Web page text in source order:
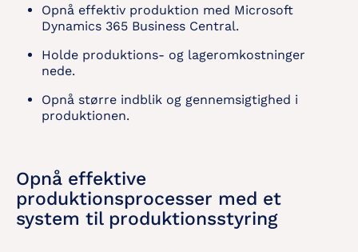
Opnå effektiv produktion med Microsoft
Dynamics 365 Business Central.
Holde produktions- og lageromkostninger
nede.
Opnå større indblik og gennemsigtighed i
produktionen.
Opnå effektive
produktionsprocesser med et
system til produktionsstyring